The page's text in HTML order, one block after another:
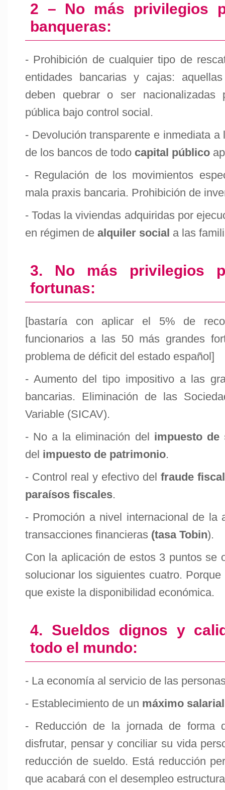
2 – No más privilegios
banqueras:
- Prohibición de cualquier tipo de
entidades bancarias y cajas:
deben quebrar o ser nacionalizadas
pública bajo control social.
- Devolución transparente e inmediata
de los bancos de todo capital público
- Regulación de los movimientos
mala praxis bancaria. Prohibición de
- Todas la viviendas adquiridas por
en régimen de alquiler social a las
3. No más privilegios
fortunas:
[bastaría con aplicar el 5% de
funcionarios a las 50 más grandes
problema de déficit del estado español]
- Aumento del tipo impositivo a las
bancarias. Eliminación de las
Variable (SICAV).
- No a la eliminación del impuesto de
del impuesto de patrimonio.
- Control real y efectivo del fraude fiscal
paraísos fiscales.
- Promoción a nivel internacional de la
transacciones financieras (tasa Tobin).
Con la aplicación de estos 3 puntos se
solucionar los siguientes cuatro.
que existe la disponibilidad económica.
4. Sueldos dignos y
todo el mundo:
- La economía al servicio de las
- Establecimiento de un máximo salarial
- Reducción de la jornada de forma
disfrutar, pensar y conciliar su vida
reducción de sueldo. Está reducción
que acabará con el desempleo